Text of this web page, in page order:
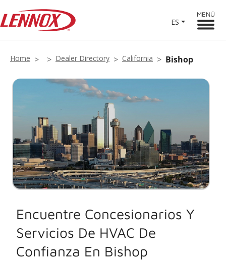
ES
MENÚ
Home Dealer Directory California Bishop
Encuentre Concesionarios Y
Servicios De HVAC De
Confianza En Bishop